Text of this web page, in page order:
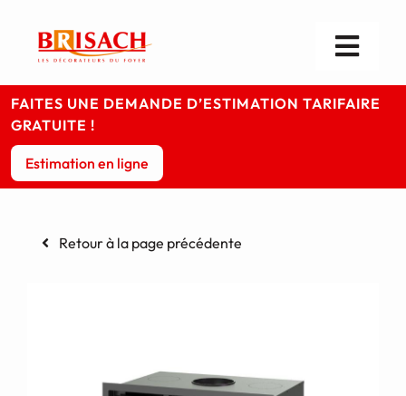
contenu
Les cheminées
Les poêles
FAITES UNE DEMANDE D’ESTIMATION TARIFAIRE
GRATUITE !
Estimation en ligne
Retour à la page précédente